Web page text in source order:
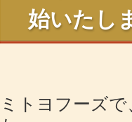
始いたし
ミトヨフーズ